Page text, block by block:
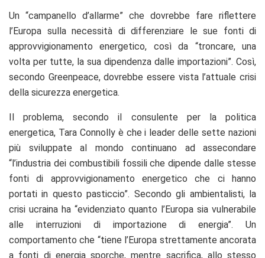
Un “campanello d’allarme” che dovrebbe fare riflettere
l’Europa sulla necessità di differenziare le sue fonti di
approvvigionamento energetico, così da “troncare, una
volta per tutte, la sua dipendenza dalle importazioni”. Così,
secondo Greenpeace, dovrebbe essere vista l’attuale crisi
della sicurezza energetica.
Il problema, secondo il consulente per la politica
energetica, Tara Connolly è che i leader delle sette nazioni
più sviluppate al mondo continuano ad assecondare
“l’industria dei combustibili fossili che dipende dalle stesse
fonti di approvvigionamento energetico che ci hanno
portati in questo pasticcio”. Secondo gli ambientalisti, la
crisi ucraina ha “evidenziato quanto l’Europa sia vulnerabile
alle interruzioni di importazione di energia”. Un
comportamento che “tiene l’Europa strettamente ancorata
a fonti di energia sporche, mentre sacrifica, allo stesso